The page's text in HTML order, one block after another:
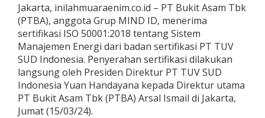
Jakarta, inilahmuaraenim.co.id – PT Bukit Asam Tbk
(PTBA), anggota Grup MIND ID, menerima
sertifikasi ISO 50001:2018 tentang Sistem
Manajemen Energi dari badan sertifikasi PT TUV
SUD Indonesia. Penyerahan sertifikasi dilakukan
langsung oleh Presiden Direktur PT TUV SUD
Indonesia Yuan Handayana kepada Direktur utama
PT Bukit Asam Tbk (PTBA) Arsal Ismail di Jakarta,
Jumat (15/03/24).